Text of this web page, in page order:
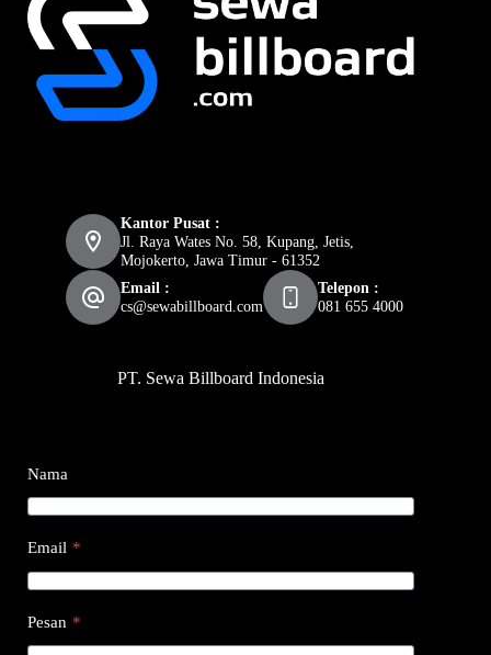
Kantor Pusat :
Jl. Raya Wates No. 58, Kupang, Jetis,
Mojokerto, Jawa Timur - 61352
Email :
cs@sewabillboard.com
Telepon :
081 655 4000
PT. Sewa Billboard Indonesia
Nama
Email *
Pesan *